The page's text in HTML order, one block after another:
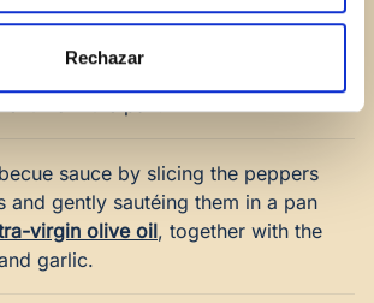
Rechazar
into small cubes and cook it over
heat with a dash of
sauce by slicing the peppers
and gently sautéing them in a pan
virgin olive oil, together with the
garlic.